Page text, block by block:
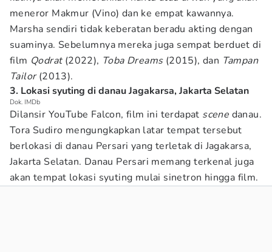
meneror Makmur (Vino) dan ke empat kawannya.
Marsha sendiri tidak keberatan beradu akting dengan
suaminya. Sebelumnya mereka juga sempat berduet di
film Qodrat(2022), Toba Dreams(2015), dan Tampan
Tailor(2013).
3. Lokasi syuting di danau Jagakarsa, Jakarta Selatan
Dok. IMDb
Dilansir YouTube Falcon, film ini terdapat scene danau.
Tora Sudiro mengungkapkan latar tempat tersebut
berlokasi di danau Persari yang terletak di Jagakarsa,
Jakarta Selatan. Danau Persari memang terkenal juga
akan tempat lokasi syuting mulai sinetron hingga film.